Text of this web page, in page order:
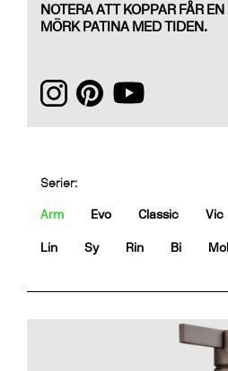
NOTERA ATT KOPPAR FÅR
MÖRK PATINA MED TIDEN.
Serier:
Arm Evo Classic Vic
Lin Sy Rin Bi Mol